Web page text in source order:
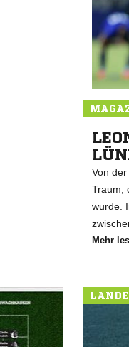
Von
Traum,
wurde.
Mehr